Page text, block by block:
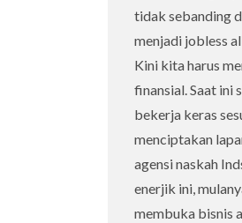
tidak sebanding
menjadi jobless
Kini kita harus
finansial. Saat ini
bekerja keras
menciptakan
agensi naskah
enerjik ini,
membuka bisnis